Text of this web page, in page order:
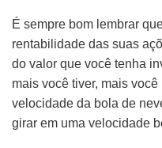
É sempre bom lembrar
rentabilidade das suas
do valor que você tenha
mais você tiver, mais
velocidade da bola de
girar em uma velocidade